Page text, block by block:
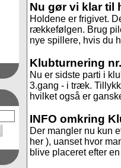
Nu gør vi klar til
Holdene er frigivet.
rækkefølgen. Brug
nye spillere, hvis du
Klubturnering
Nu er sidste parti i
3.gang - i træk.
hvilket også er
INFO omkring
Der mangler nu kun
her ), uanset hvor
blive placeret efter